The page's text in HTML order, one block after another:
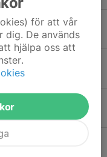
den 15 juni kl 18.30
för att vår
dig. De används
hjälpa oss att